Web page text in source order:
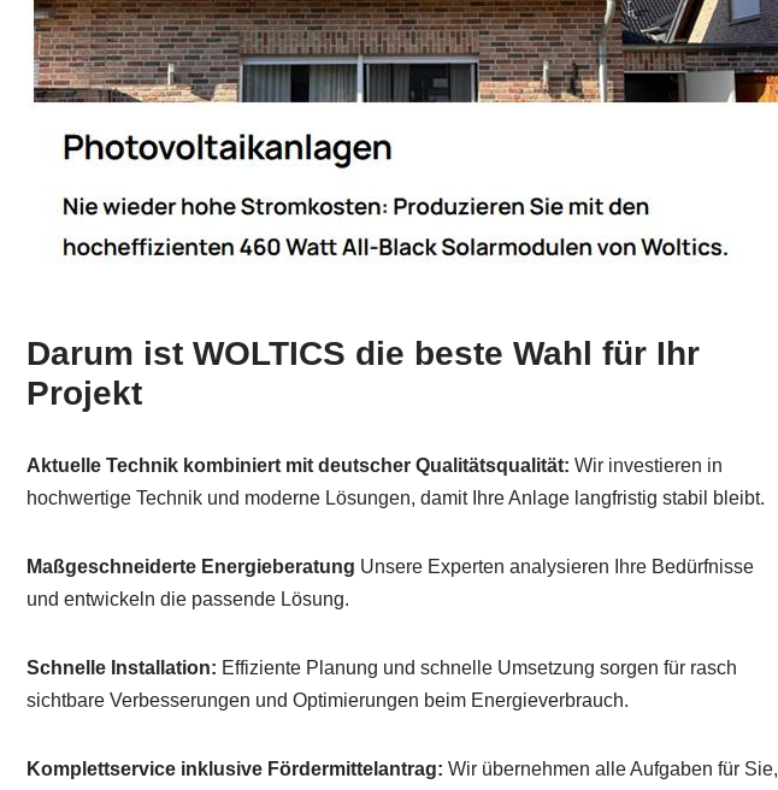
Darum ist WOLTICS die beste Wahl für Ihr
Projekt
Aktuelle Technik kombiniert mit deutscher Qualitätsqualität: Wir investieren in
hochwertige Technik und moderne Lösungen, damit Ihre Anlage langfristig stabil bleibt.
Maßgeschneiderte Energieberatung Unsere Experten analysieren Ihre Bedürfnisse
und entwickeln die passende Lösung.
Schnelle Installation: Effiziente Planung und schnelle Umsetzung sorgen für rasch
sichtbare Verbesserungen und Optimierungen beim Energieverbrauch.
Komplettservice inklusive Fördermittelantrag: Wir übernehmen alle Aufgaben für Sie,